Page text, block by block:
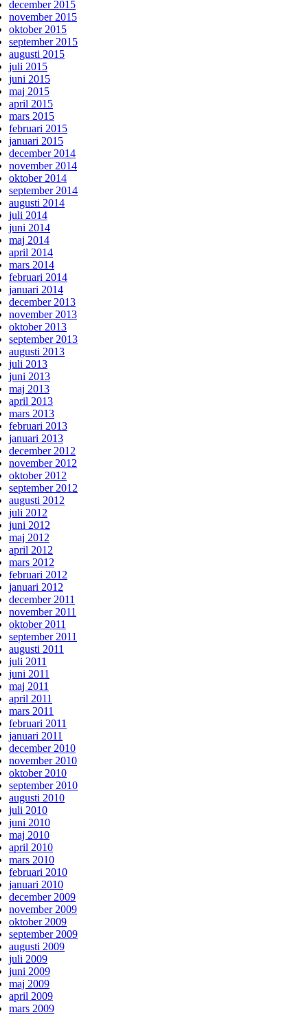
december 2015
november 2015
oktober 2015
september 2015
augusti 2015
juli 2015
juni 2015
maj 2015
april 2015
mars 2015
februari 2015
januari 2015
december 2014
november 2014
oktober 2014
september 2014
augusti 2014
juli 2014
juni 2014
maj 2014
april 2014
mars 2014
februari 2014
januari 2014
december 2013
november 2013
oktober 2013
september 2013
augusti 2013
juli 2013
juni 2013
maj 2013
april 2013
mars 2013
februari 2013
januari 2013
december 2012
november 2012
oktober 2012
september 2012
augusti 2012
juli 2012
juni 2012
maj 2012
april 2012
mars 2012
februari 2012
januari 2012
december 2011
november 2011
oktober 2011
september 2011
augusti 2011
juli 2011
juni 2011
maj 2011
april 2011
mars 2011
februari 2011
januari 2011
december 2010
november 2010
oktober 2010
september 2010
augusti 2010
juli 2010
juni 2010
maj 2010
april 2010
mars 2010
februari 2010
januari 2010
december 2009
november 2009
oktober 2009
september 2009
augusti 2009
juli 2009
juni 2009
maj 2009
april 2009
mars 2009